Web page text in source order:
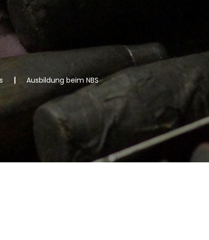
Ausbildung beim NBS